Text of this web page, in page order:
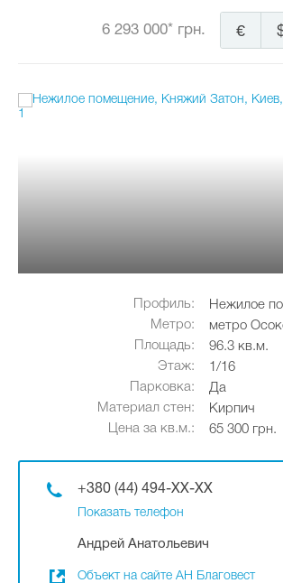
6 293 000* грн. €
Профиль:
Нежилое
Метро:
метро
Площадь:
96.3 кв.м.
Этаж:
1/16
Парковка:
Да
Материал стен:
Кирпич
Цена за кв.м.:
65 300 грн.
+380 (44) 494-XX-XX
Показать телефон
Андрей Анатольевич
Объект на сайте АН Благовест